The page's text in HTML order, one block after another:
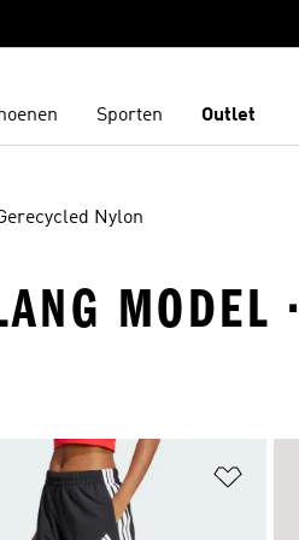
Sporten Outlet
Nylon
MODEL
zetten Op